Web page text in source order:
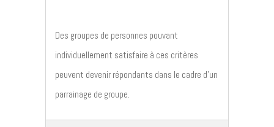
Des groupes de personnes pouvant
individuellement satisfaire à ces critères
peuvent devenir répondants dans le cadre d’un
parrainage de groupe.